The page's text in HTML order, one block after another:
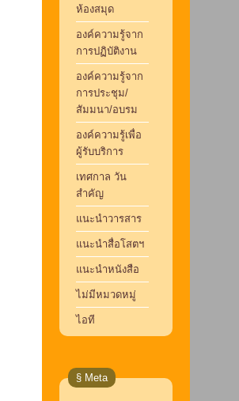
ห้องสมุด
องค์ความรู้จาก
การปฏิบัติงาน
องค์ความรู้จาก
การประชุม/
สัมมนา/อบรม
องค์ความรู้เพื่อ
ผู้รับบริการ
เทศกาล วัน
สำคัญ
แนะนำวารสาร
แนะนำสื่อโสตฯ
แนะนำหนังสือ
ไม่มีหมวดหมู่
ไอที
§ Meta